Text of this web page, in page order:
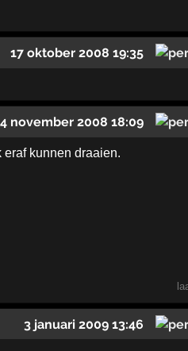
17 oktober 2008 19:35
november 2008 18:09
kunnen draaien.
3 januari 2009 13:46